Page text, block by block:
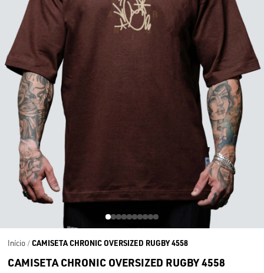
Início CAMISETA CHRONIC OVERSIZED RUGBY 4558
CAMISETA CHRONIC OVERSIZED RUGBY 4558